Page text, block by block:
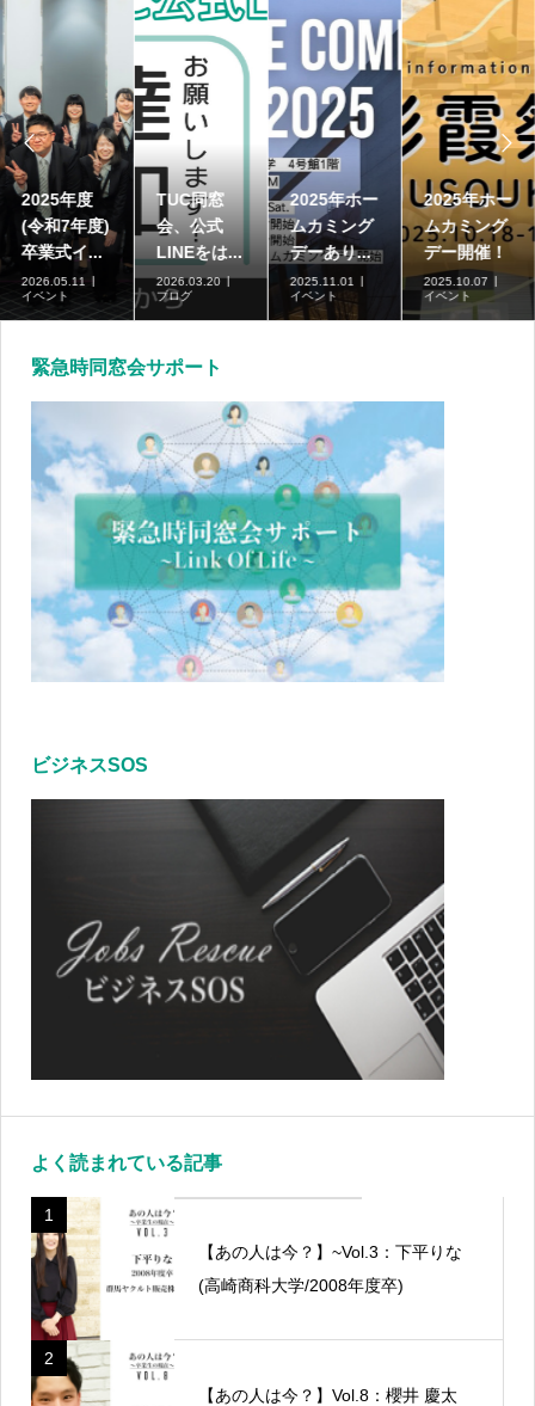

2025年度
(令和7年度)
卒業式イ...
2026.05.11
イベント
TUC同窓
会、公式
LINEをは...
2026.03.20
ブログ
2025年ホー
ムカミング
デーあり...
2025.11.01
イベント
2025年ホー
ムカミング
デー開催！
2025.10.07
イベント

緊急時同窓会サポート
ビジネスSOS
よく読まれている記事
1
【あの人は今？】~Vol.3：下平りな
(高崎商科大学/2008年度卒)
2
【あの人は今？】Vol.8：櫻井 慶太